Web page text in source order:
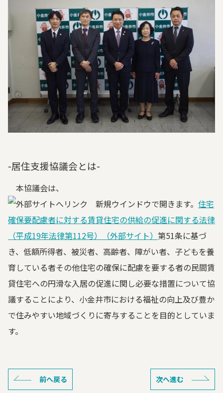
-居住支援協議会とは-
本協議会は、
住宅
確保要配慮者に対する賃貸住宅の供給の促進に関する法律
（平成19年法律第112号）（外部サイト） 第51条に基づ
き、低額所得者、被災者、高齢者、障がい者、子どもを養
育している者その他住宅の確保に配慮を要する者の民間賃
貸住宅への円滑な入居の促進に関し必要な措置について協
議することにより、小金井市における福祉の向上及び豊か
で住みやすい地域づくりに寄与することを目的としていま
す。
前へ戻る 次へ進む